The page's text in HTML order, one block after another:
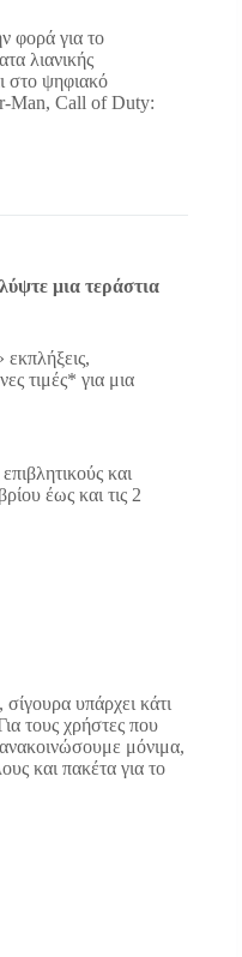
φορά για το
λιανικής
στο ψηφιακό
Man, Call of Duty:
μια τεράστια
τιμές* για μια
και
έως και τις 2
υπάρχει κάτι
τους χρήστες που
μόνιμα,
και πακέτα για το